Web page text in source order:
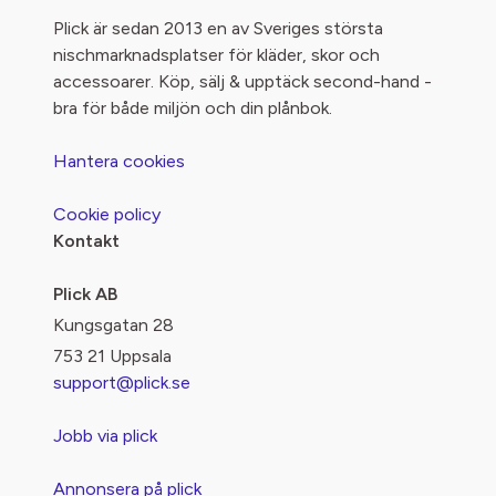
Plick är sedan 2013 en av Sveriges största
nischmarknadsplatser för kläder, skor och
accessoarer. Köp, sälj & upptäck second-hand -
bra för både miljön och din plånbok.
Hantera cookies
Cookie policy
Kontakt
Plick AB
Kungsgatan 28
753 21 Uppsala
support@plick.se
Jobb via plick
Annonsera på plick